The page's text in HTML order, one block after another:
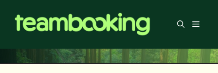
contenu
Menu